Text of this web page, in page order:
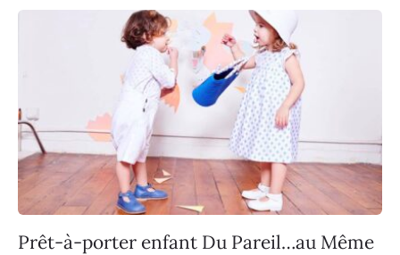
Prêt-à-porter enfant Du Pareil…au Même